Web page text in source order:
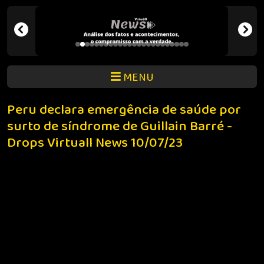
MENU
Peru declara emergência de saúde por
surto de síndrome de Guillain Barré -
Drops Virtuall News 10/07/23